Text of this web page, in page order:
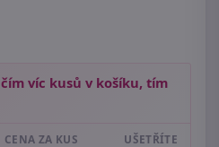
víc kusů v košíku, tím
CENA ZA KUS UŠETŘÍTE